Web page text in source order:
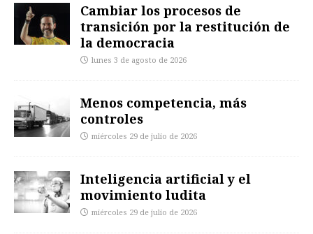
Cambiar los procesos de
transición por la restitución de
la democracia
lunes 3 de agosto de 2026
Menos competencia, más
controles
miércoles 29 de julio de 2026
Inteligencia artificial y el
movimiento ludita
miércoles 29 de julio de 2026